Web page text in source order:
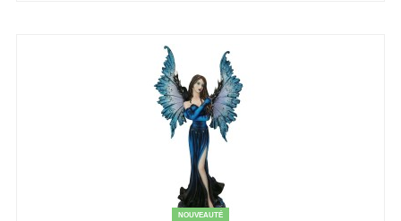
NOUVEAUTÉ